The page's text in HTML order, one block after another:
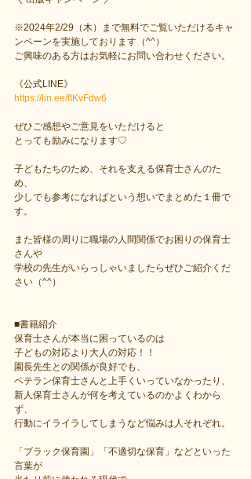
※2024年2/29（木）まで無料でご覧いただけるキャ
ンペーンを実施しております（^^）
ご興味のある方はお気軽にお問い合わせください。
《公式LINE》
https://lin.ee/fIKvFdw6
ぜひご感想やご意見をいただけると
とっても励みになります♡
子どもたちのため、それを支える保育士さんのた
め、
少しでも参考になればという想いでまとめた１冊で
す。
また皆様の周りに職場の人間関係でお困りの保育士
さんや
学校の先生がいらっしゃいましたらぜひご紹介くだ
さい（^^）
■書籍紹介
保育士さんが本当に困っているのは
子どもの対応より大人の対応！！
園長先生との関係が良好でも、
ベテラン保育士さんと上手くいっていなかったり、
新人保育士さんが何を考えているのかよくわから
ず、
行動にイライラしてしまうなど悩みは人それぞれ。
「ブラック保育園」「不適切な保育」などといった
言葉が